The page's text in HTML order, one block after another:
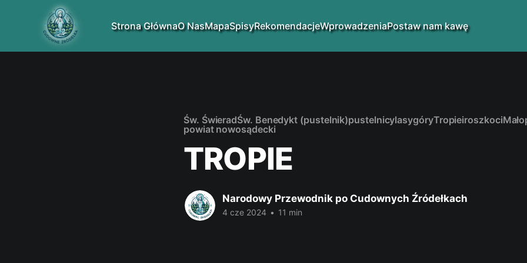
Strona GłównaO NasMapaSpisyRekomendacjeWprowadzeniaPostaw nam kawę
Św. ŚwieradŚw. Benedykt (pustelnik)pustelnicylasygóryTropieiroszkoci
powiat nowosądecki
TROPIE
Narodowy Przewodnik po Cudownych Źródełkach
4 cze 2024 • 11 min